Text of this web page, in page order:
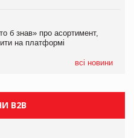
б знав» про асортимент,
на платформі
всі новини
мережу магазинів
B2B